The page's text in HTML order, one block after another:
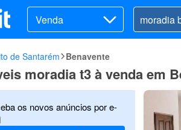
Venda
de Santarém Benavente
moradia t3 à venda em
os novos anúncios por e-